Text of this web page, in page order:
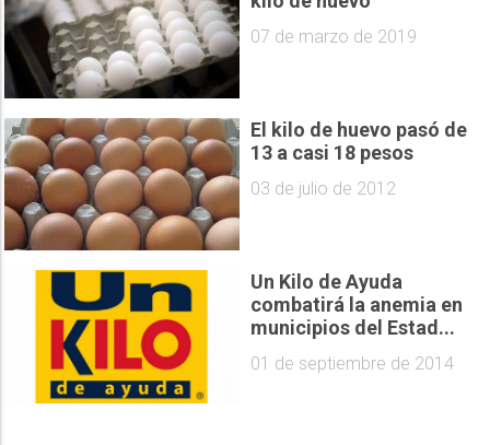
07 de marzo de 2019
El kilo de huevo pasó de
13 a casi 18 pesos
03 de julio de 2012
Un Kilo de Ayuda
combatirá la anemia en
municipios del Estad...
01 de septiembre de 2014